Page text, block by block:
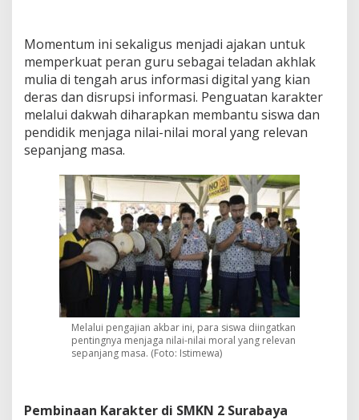
a
Momentum ini sekaligus menjadi ajakan untuk
memperkuat peran guru sebagai teladan akhlak
mulia di tengah arus informasi digital yang kian
deras dan disrupsi informasi. Penguatan karakter
melalui dakwah diharapkan membantu siswa dan
pendidik menjaga nilai-nilai moral yang relevan
sepanjang masa.
Melalui pengajian akbar ini, para siswa diingatkan
pentingnya menjaga nilai-nilai moral yang relevan
sepanjang masa. (Foto: Istimewa)
Pembinaan Karakter di SMKN 2 Surabaya